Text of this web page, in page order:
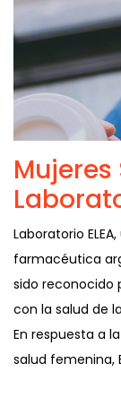
Laboratorio
farmacéutica
sido reconocido
con la salud de
En respuesta a
salud femenina,